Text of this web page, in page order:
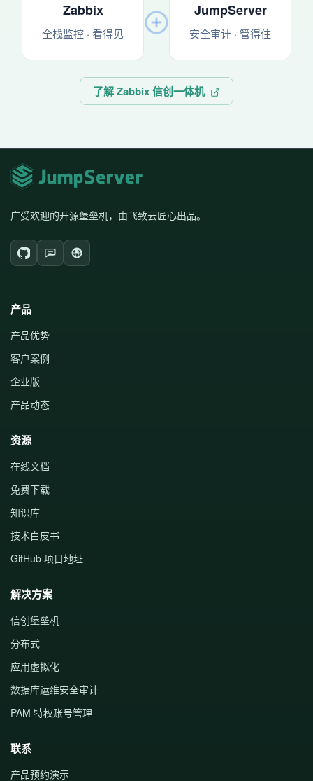
Zabbix
全栈监控 · 看得见
JumpServer
安全审计 · 管得住
了解 Zabbix 信创一体机
广受欢迎的开源堡垒机，由飞致云匠心出品。
产品
产品优势
客户案例
企业版
产品动态
资源
在线文档
免费下载
知识库
技术白皮书
GitHub 项目地址
解决方案
信创堡垒机
分布式
应用虚拟化
数据库运维安全审计
PAM 特权账号管理
联系
产品预约演示